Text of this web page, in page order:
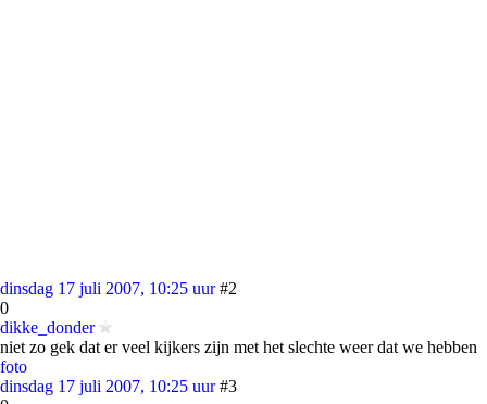
dinsdag 17 juli 2007, 10:25 uur #2
0
dikke_donder
niet zo gek dat er veel kijkers zijn met het slechte weer dat we hebben
foto
dinsdag 17 juli 2007, 10:25 uur #3